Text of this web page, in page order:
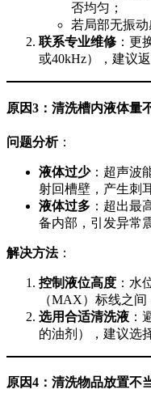
否均匀；
若局部无振动
联系专业维修 ：更
或40kHz），建议返
原因3：清洗槽内液体量
问题分析：
液体过少：超声波
射回槽壁，产生刺
液体过多 ：超出最
备内部，引发异常
解决方法：
控制液位高度 ：水
（MAX）标线之间
选用合适清洗液 ：
的油剂），建议选
原因4：清洗物品放置不